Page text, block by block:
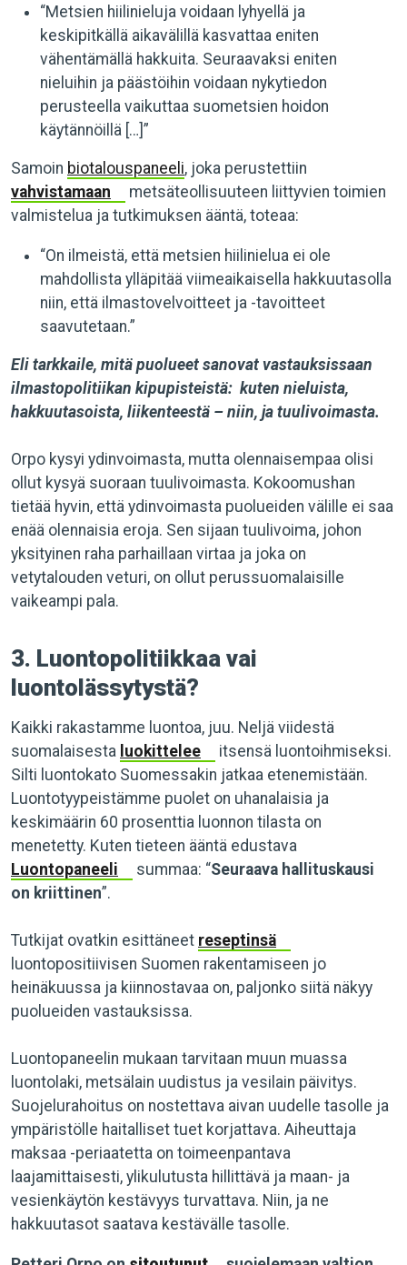
“Metsien hiilinieluja voidaan lyhyellä ja
keskipitkällä aikavälillä kasvattaa eniten
vähentämällä hakkuita. Seuraavaksi eniten
nieluihin ja päästöihin voidaan nykytiedon
perusteella vaikuttaa suometsien hoidon
käytännöillä […]”
Samoin biotalouspaneeli, joka perustettiin
vahvistamaan
metsäteollisuuteen liittyvien toimien
valmistelua ja tutkimuksen ääntä, toteaa:
“On ilmeistä, että metsien hiilinielua ei ole
mahdollista ylläpitää viimeaikaisella hakkuutasolla
niin, että ilmastovelvoitteet ja -tavoitteet
saavutetaan.”
Eli tarkkaile, mitä puolueet sanovat vastauksissaan
ilmastopolitiikan kipupisteistä: kuten nieluista,
hakkuutasoista, liikenteestä – niin, ja tuulivoimasta.
Orpo kysyi ydinvoimasta, mutta olennaisempaa olisi
ollut kysyä suoraan tuulivoimasta. Kokoomushan
tietää hyvin, että ydinvoimasta puolueiden välille ei saa
enää olennaisia eroja. Sen sijaan tuulivoima, johon
yksityinen raha parhaillaan virtaa ja joka on
vetytalouden veturi, on ollut perussuomalaisille
vaikeampi pala.
3. Luontopolitiikkaa vai
luontolässytystä?
Kaikki rakastamme luontoa, juu. Neljä viidestä
suomalaisesta luokittelee
itsensä luontoihmiseksi.
Silti luontokato Suomessakin jatkaa etenemistään. ​​
Luontotyypeistämme puolet on uhanalaisia ja
keskimäärin 60 prosenttia luonnon tilasta on
menetetty. Kuten tieteen ääntä edustava
Luontopaneeli
summaa: “Seuraava hallituskausi
on kriittinen”.
Tutkijat ovatkin esittäneet reseptinsä
luontopositiivisen Suomen rakentamiseen jo
heinäkuussa ja kiinnostavaa on, paljonko siitä näkyy
puolueiden vastauksissa.
Luontopaneelin mukaan tarvitaan muun muassa
luontolaki, metsälain uudistus ja vesilain päivitys.
Suojelurahoitus on nostettava aivan uudelle tasolle ja
ympäristölle haitalliset tuet korjattava. Aiheuttaja
maksaa -periaatetta on toimeenpantava
laajamittaisesti, ylikulutusta hillittävä ja maan- ja
vesienkäytön kestävyys turvattava. Niin, ja ne
hakkuutasot saatava kestävälle tasolle.